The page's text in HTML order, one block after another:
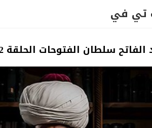
تي في
سلطان الفتوحات الحلقة 52 مترجمة